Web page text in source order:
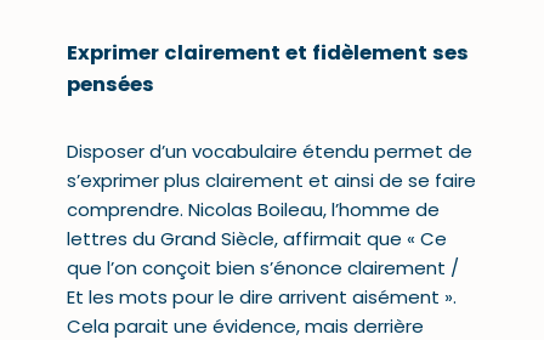
Exprimer clairement et fidèlement ses
pensées
Disposer d’un vocabulaire étendu permet de
s’exprimer plus clairement et ainsi de se faire
comprendre. Nicolas Boileau, l’homme de
lettres du Grand Siècle, affirmait que « Ce
que l’on conçoit bien s’énonce clairement /
Et les mots pour le dire arrivent aisément ».
Cela parait une évidence, mais derrière